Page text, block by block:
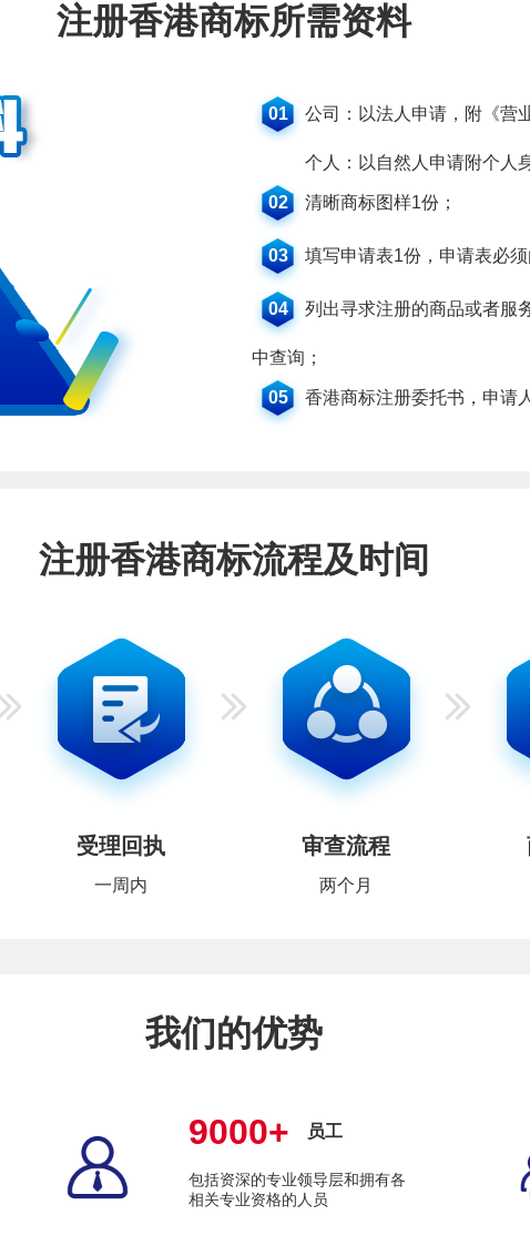
注册香港商标所需资料
01 公司：以法人申请，附《营
个人：以自然人申请附个人
02 清晰商标图样1份；
03 填写申请表1份，申请表必
04 列出寻求注册的商品或者服
中查询；
05 香港商标注册委托书，申请
注册香港商标流程及时间
受理回执
一周内
审查流程
两个月
我们的优势
9000+ 员工
包括资深的专业领导层和拥有各
相关专业资格的人员